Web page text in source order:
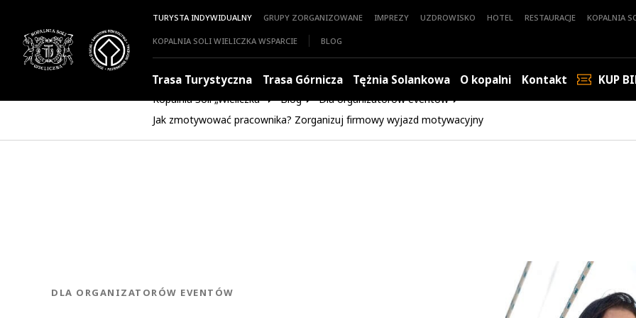
TURYSTA INDYWIDUALNY GRUPY ZORGANIZOWANE IMPREZY UZDROWISKO HOTEL RESTAURACJE
KOPALNIA
KOPALNIA SOLI WIELICZKA WSPARCIE
BLOG
Trasa Turystyczna Trasa Górnicza Tężnia Solankowa O kopalni Kontakt KUP
Kopalnia Soli „Wieliczka” Blog
Dla organizatorów eventów
Jak zmotywować pracownika? Zorganizuj firmowy wyjazd motywacyjny
KATEGORIA:
DLA ORGANIZATORÓW EVENTÓW